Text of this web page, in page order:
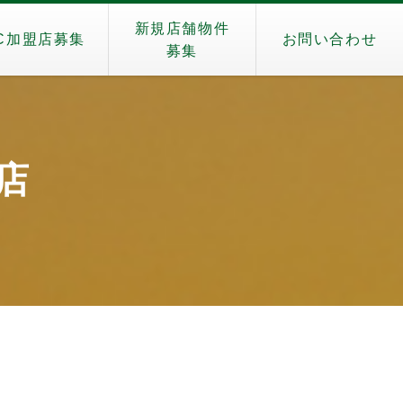
加盟店募集
新規店舗物件
募集
お問い合わせ